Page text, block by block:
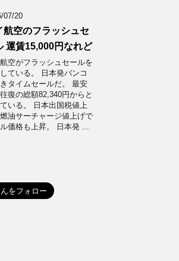
07/20
航空のフラッシュセ
運賃15,000円なれど
空がフラッシュセールを
ている。 日本発バンコ
タイムセールだ。 最安
復の総額82,340円からと
いる。 日本出国税値上
油サーチャージ値上げで
価格も上昇。 日本発 ...